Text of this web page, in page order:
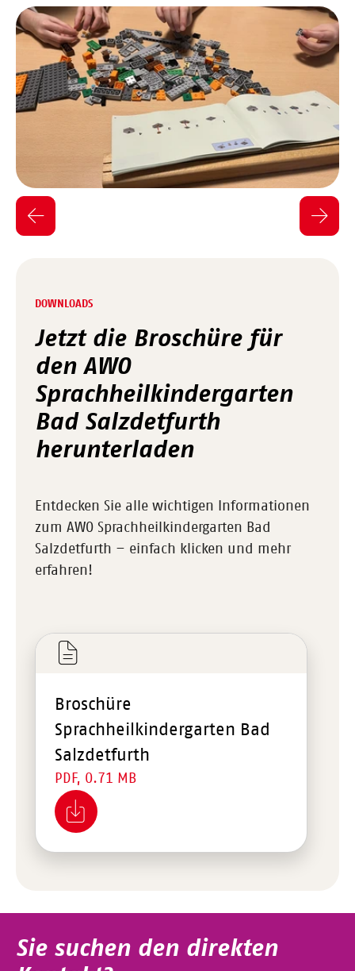
DOWNLOADS
Jetzt die Broschüre für
den AWO
Sprachheilkindergarten
Bad Salzdetfurth
herunterladen
Entdecken Sie alle wichtigen Informationen
zum AWO Sprachheilkindergarten Bad
Salzdetfurth – einfach klicken und mehr
erfahren!
Broschüre
Sprachheilkindergarten Bad
Salzdetfurth
PDF, 0.71 MB
Sie suchen den direkten